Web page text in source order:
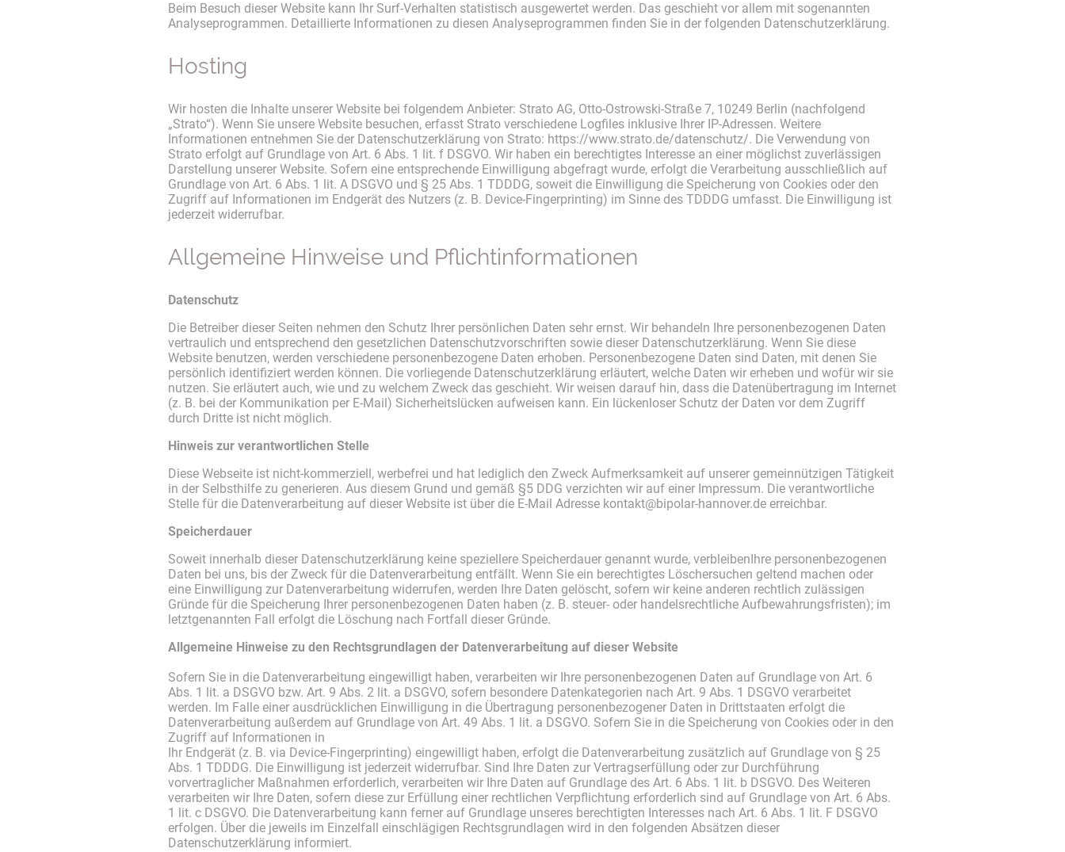
Beim Besuch dieser Website kann Ihr Surf-Verhalten statistisch ausgewertet werden. Das geschieht vor allem mit sogenannten
Analyseprogrammen. Detaillierte Informationen zu diesen Analyseprogrammen finden Sie in der folgenden Datenschutzerklärung.
Hosting
Wir hosten die Inhalte unserer Website bei folgendem Anbieter: Strato AG, Otto-Ostrowski-Straße 7, 10249 Berlin (nachfolgend
„Strato“). Wenn Sie unsere Website besuchen, erfasst Strato verschiedene Logfiles inklusive Ihrer IP-Adressen. Weitere
Informationen entnehmen Sie der Datenschutzerklärung von Strato: https://www.strato.de/datenschutz/. Die Verwendung von
Strato erfolgt auf Grundlage von Art. 6 Abs. 1 lit. f DSGVO. Wir haben ein berechtigtes Interesse an einer möglichst zuverlässigen
Darstellung unserer Website. Sofern eine entsprechende Einwilligung abgefragt wurde, erfolgt die Verarbeitung ausschließlich auf
Grundlage von Art. 6 Abs. 1 lit. A DSGVO und § 25 Abs. 1 TDDDG, soweit die Einwilligung die Speicherung von Cookies oder den
Zugriff auf Informationen im Endgerät des Nutzers (z. B. Device-Fingerprinting) im Sinne des TDDDG umfasst. Die Einwilligung ist
jederzeit widerrufbar.
Allgemeine Hinweise und Pflichtinformationen
Datenschutz
Die Betreiber dieser Seiten nehmen den Schutz Ihrer persönlichen Daten sehr ernst. Wir behandeln Ihre personenbezogenen Daten
vertraulich und entsprechend den gesetzlichen Datenschutzvorschriften sowie dieser Datenschutzerklärung. Wenn Sie diese
Website benutzen, werden verschiedene personenbezogene Daten erhoben. Personenbezogene Daten sind Daten, mit denen Sie
persönlich identifiziert werden können. Die vorliegende Datenschutzerklärung erläutert, welche Daten wir erheben und wofür wir sie
nutzen. Sie erläutert auch, wie und zu welchem Zweck das geschieht. Wir weisen darauf hin, dass die Datenübertragung im Internet
(z. B. bei der Kommunikation per E-Mail) Sicherheitslücken aufweisen kann. Ein lückenloser Schutz der Daten vor dem Zugriff
durch Dritte ist nicht möglich.
Hinweis zur verantwortlichen Stelle
Diese Webseite ist nicht-kommerziell, werbefrei und hat lediglich den Zweck Aufmerksamkeit auf unserer gemeinnützigen Tätigkeit
in der Selbsthilfe zu generieren. Aus diesem Grund und gemäß §5 DDG verzichten wir auf einer Impressum. Die verantwortliche
Stelle für die Datenverarbeitung auf dieser Website ist über die E-Mail Adresse kontakt@bipolar-hannover.de erreichbar.
Speicherdauer
Soweit innerhalb dieser Datenschutzerklärung keine speziellere Speicherdauer genannt wurde, verbleibenIhre personenbezogenen
Daten bei uns, bis der Zweck für die Datenverarbeitung entfällt. Wenn Sie ein berechtigtes Löschersuchen geltend machen oder
eine Einwilligung zur Datenverarbeitung widerrufen, werden Ihre Daten gelöscht, sofern wir keine anderen rechtlich zulässigen
Gründe für die Speicherung Ihrer personenbezogenen Daten haben (z. B. steuer- oder handelsrechtliche Aufbewahrungsfristen); im
letztgenannten Fall erfolgt die Löschung nach Fortfall dieser Gründe.
Allgemeine Hinweise zu den Rechtsgrundlagen der Datenverarbeitung auf dieser Website
Sofern Sie in die Datenverarbeitung eingewilligt haben, verarbeiten wir Ihre personenbezogenen Daten auf Grundlage von Art. 6
Abs. 1 lit. a DSGVO bzw. Art. 9 Abs. 2 lit. a DSGVO, sofern besondere Datenkategorien nach Art. 9 Abs. 1 DSGVO verarbeitet
werden. Im Falle einer ausdrücklichen Einwilligung in die Übertragung personenbezogener Daten in Drittstaaten erfolgt die
Datenverarbeitung außerdem auf Grundlage von Art. 49 Abs. 1 lit. a DSGVO. Sofern Sie in die Speicherung von Cookies oder in den
Zugriff auf Informationen in
Ihr Endgerät (z. B. via Device-Fingerprinting) eingewilligt haben, erfolgt die Datenverarbeitung zusätzlich auf Grundlage von § 25
Abs. 1 TDDDG. Die Einwilligung ist jederzeit widerrufbar. Sind Ihre Daten zur Vertragserfüllung oder zur Durchführung
vorvertraglicher Maßnahmen erforderlich, verarbeiten wir Ihre Daten auf Grundlage des Art. 6 Abs. 1 lit. b DSGVO. Des Weiteren
verarbeiten wir Ihre Daten, sofern diese zur Erfüllung einer rechtlichen Verpflichtung erforderlich sind auf Grundlage von Art. 6 Abs.
1 lit. c DSGVO. Die Datenverarbeitung kann ferner auf Grundlage unseres berechtigten Interesses nach Art. 6 Abs. 1 lit. F DSGVO
erfolgen. Über die jeweils im Einzelfall einschlägigen Rechtsgrundlagen wird in den folgenden Absätzen dieser
Datenschutzerklärung informiert.